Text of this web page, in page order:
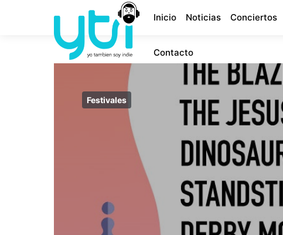
Inicio Noticias Conciertos
Contacto
Festivales